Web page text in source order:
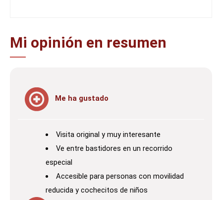
Mi opinión en resumen
Me ha gustado
Visita original y muy interesante
Ve entre bastidores en un recorrido
especial
Accesible para personas con movilidad
reducida y cochecitos de niños